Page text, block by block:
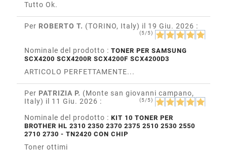
Tutto Ok.
Per ROBERTO T. (TORINO, Italy) il 19 Giu. 2026 :
(5/5)
Nominale del prodotto : TONER PER SAMSUNG
SCX4200 SCX4200R SCX4200F SCX4200D3
ARTICOLO PERFETTAMENTE...
Per PATRIZIA P. (Monte san giovanni campano,
Italy) il 11 Giu. 2026 : (5/5)
Nominale del prodotto : KIT 10 TONER PER
BROTHER HL 2310 2350 2370 2375 2510 2530 2550
2710 2730 - TN2420 CON CHIP
Toner ottimi